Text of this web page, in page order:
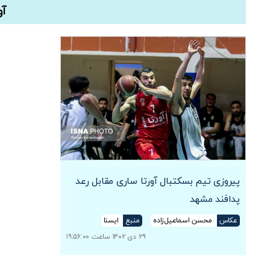
پیروزی تیم بسکتبال آورتا ساری مقابل رعد
پدافند مشهد
عکاس محسن اسماعیل‌زاده منبع
ایسنا
۲۹ دی ۱۴۰۲ ساعت ۱۹:۵۶:۰۰